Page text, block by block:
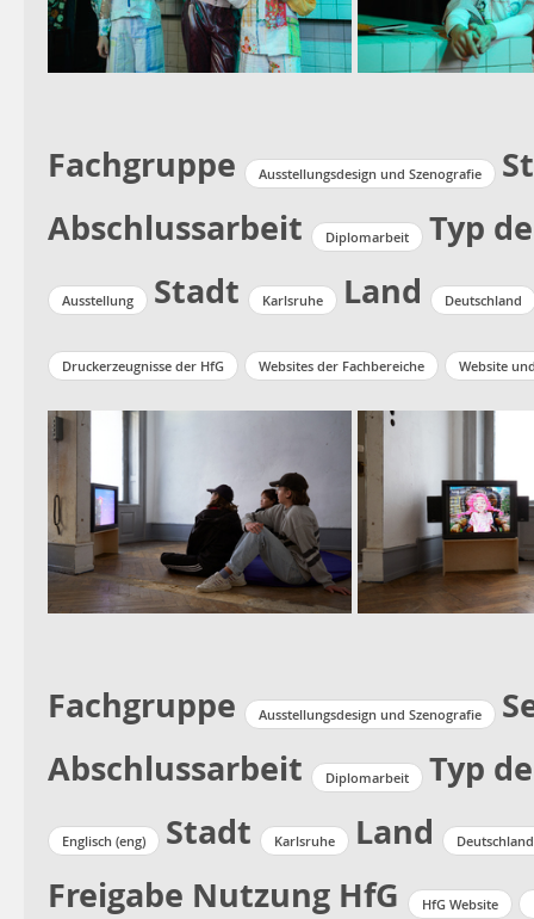
Fachgruppe Ausstellungsdesign und Szenografie
Abschlussarbeit
Diplomarbeit Typ
Ausstellung Stadt Karlsruhe Land Deutschland
Druckerzeugnisse der HfG Websites der Fachbereiche Website
Fachgruppe Ausstellungsdesign und Szenografie
Abschlussarbeit
Diplomarbeit Typ
Englisch (eng) Stadt Karlsruhe Land Deutschland
Freigabe Nutzung HfG HfG Website